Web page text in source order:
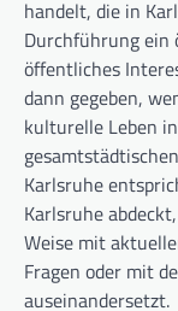
handelt, die in
Durchführung ein
öffentliches
dann gegeben,
kulturelle Leben
Karlsruhe
Karlsruhe
Weise mit
Fragen oder mit
auseinandersetzt.